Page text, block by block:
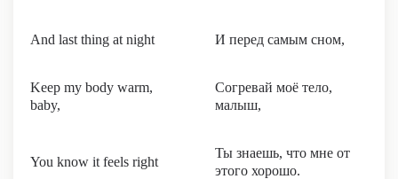
And last thing at night И перед самым сном,
Keep my body warm,
baby,
Согревай моё тело,
малыш,
You know it feels right
Ты знаешь, что мне от
этого хорошо.